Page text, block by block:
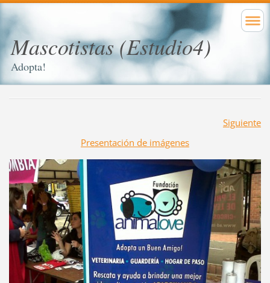
Mascotistas (Estudio4)
Adopta!
Siguiente
Presentación de imágenes